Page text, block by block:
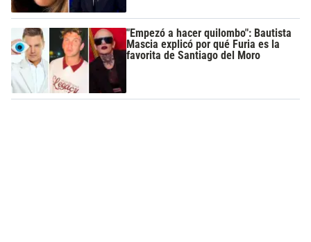
"Empezó a hacer quilombo": Bautista
Mascia explicó por qué Furia es la
favorita de Santiago del Moro